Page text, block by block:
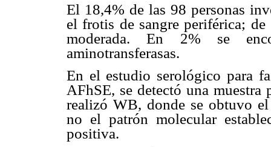
El 18,4% de las 98 personas
el frotis de sangre periférica;
moderada. En 2% se
aminotransferasas.
En el estudio serológico para
AFhSE, se detectó una
realizó WB, donde se obtuvo
no el patrón molecular
positiva.